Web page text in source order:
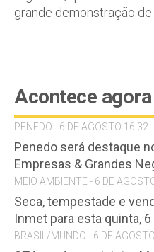
grande demonstração de
Acontece agora
PENEDO - 6 DE AGOSTO 16:32
Penedo será destaque
Empresas & Grandes
MEIO AMBIENTE - 6 DE
Seca, tempestade e
Inmet para esta quinta, 6
BRASIL/MUNDO - 6 DE